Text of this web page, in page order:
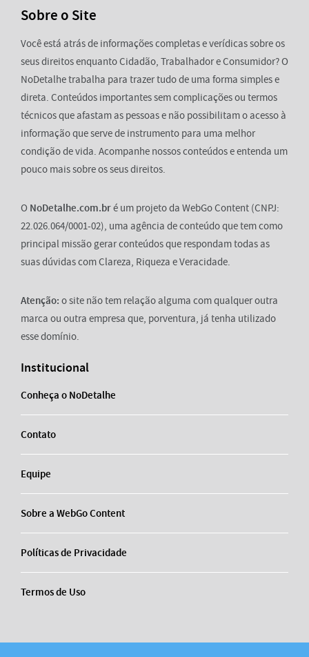
Sobre o Site
Você está atrás de informações completas e verídicas sobre os
seus direitos enquanto Cidadão, Trabalhador e Consumidor? O
NoDetalhe trabalha para trazer tudo de uma forma simples e
direta. Conteúdos importantes sem complicações ou termos
técnicos que afastam as pessoas e não possibilitam o acesso à
informação que serve de instrumento para uma melhor
condição de vida. Acompanhe nossos conteúdos e entenda um
pouco mais sobre os seus direitos.
O NoDetalhe.com.bré um projeto da WebGo Content (CNPJ:
22.026.064/0001-02), uma agência de conteúdo que tem como
principal missão gerar conteúdos que respondam todas as
suas dúvidas com Clareza, Riqueza e Veracidade.
Atenção: o site não tem relação alguma com qualquer outra
marca ou outra empresa que, porventura, já tenha utilizado
esse domínio.
Institucional
Conheça o NoDetalhe
Contato
Equipe
Sobre a WebGo Content
Políticas de Privacidade
Termos de Uso